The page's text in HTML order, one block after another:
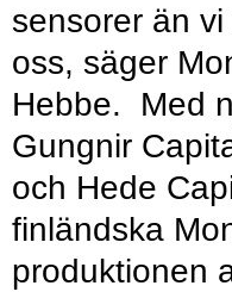
sensorer än
oss, säger
Hebbe. Med
Gungnir
och Hede
finländska
produktionen